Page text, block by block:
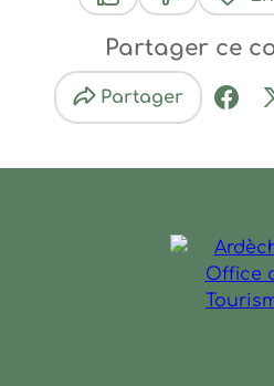
Partager ce
Partager